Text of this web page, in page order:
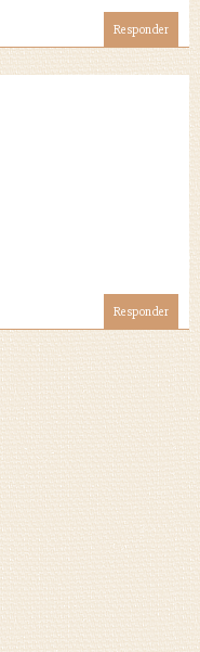
Responder
Responder